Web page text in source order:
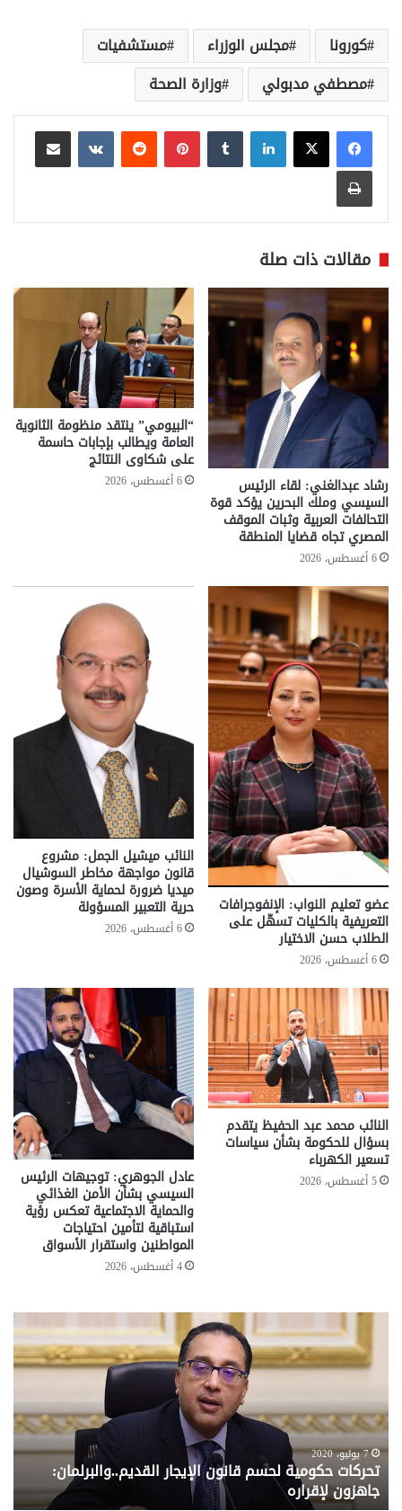
كورونا مجلس الوزراء
مستشفيات
مصطفي مدبولي
وزارة الصحة
لينكدإن بينتيريست
مشاركة عبر البريد
طباعة
مقالات ذات صلة
رشاد عبدالغني: لقاء الرئيس
السيسي وملك البحرين يؤكد قوة
التحالفات العربية وثبات الموقف
المصري تجاه قضايا المنطقة
6 أغسطس، 2026
“البيومي” ينتقد منظومة الثانوية
العامة ويطالب بإجابات حاسمة
على شكاوى النتائج
6 أغسطس، 2026
عضو تعليم النواب: الإنفوجرافات
التعريفية بالكليات تسهّل على
الطلاب حسن الاختيار
6 أغسطس، 2026
النائب ميشيل الجمل: مشروع
قانون مواجهة مخاطر السوشيال
ميديا ضرورة لحماية الأسرة وصون
حرية التعبير المسؤولة
6 أغسطس، 2026
النائب محمد عبد الحفيظ يتقدم
بسؤال للحكومة بشأن سياسات
تسعير الكهرباء
5 أغسطس، 2026 عادل الجوهري: توجيهات الرئيس
السيسي بشأن الأمن الغذائي
والحماية الاجتماعية تعكس رؤية
استباقية لتأمين احتياجات
المواطنين واستقرار الأسواق
4 أغسطس، 2026
تحركات
حكومية
لحسم
قانون
القديم..والبرلمان:
جاهزون
لإقراره
7 يوليو، 2020
تحركات حكومية لحسم قانون الإيجار القديم..والبرلمان:
جاهزون لإقراره
..
من